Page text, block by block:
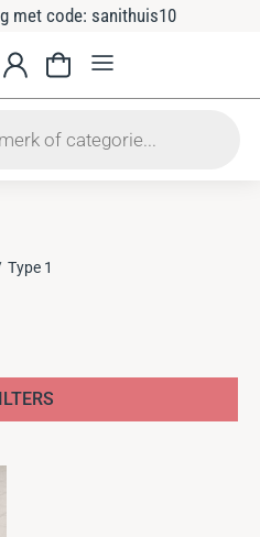
met code: sanithuis10
Type 1